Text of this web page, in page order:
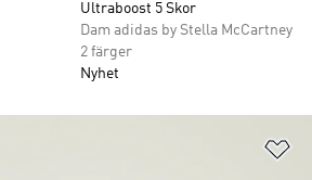
Ultraboost 5 Skor
Dam adidas by Stella McCartney
2 färger
Nyhet